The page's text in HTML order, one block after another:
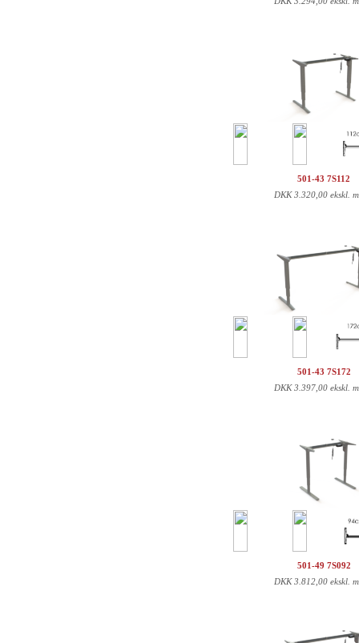
501-43 7S112
DKK3.320,00 ekskl.
501-43 7S172
DKK3.397,00 ekskl.
501-49 7S092
DKK3.812,00 ekskl.